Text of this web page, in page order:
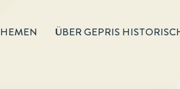
ÜBER GEPRIS